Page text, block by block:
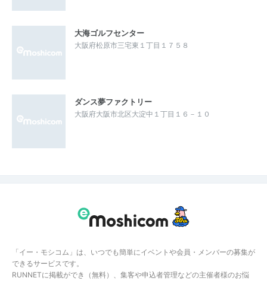
大海ゴルフセンター
大阪府松原市三宅東１丁目１７５８
ダンス夢ファクトリー
大阪府大阪市北区大淀中１丁目１６－１０
「イー・モシコム」は、いつでも簡単にイベントや会員・メンバーの募集が
できるサービスです。
RUNNETに掲載ができ（無料）、集客や申込者管理などの主催者様のお悩